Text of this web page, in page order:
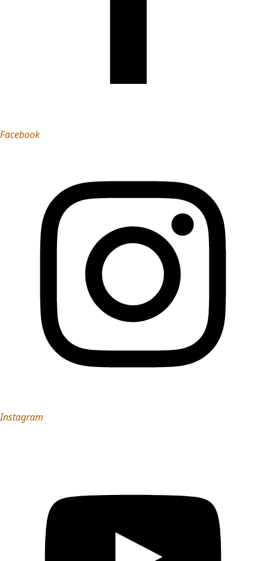
Facebook
Instagram